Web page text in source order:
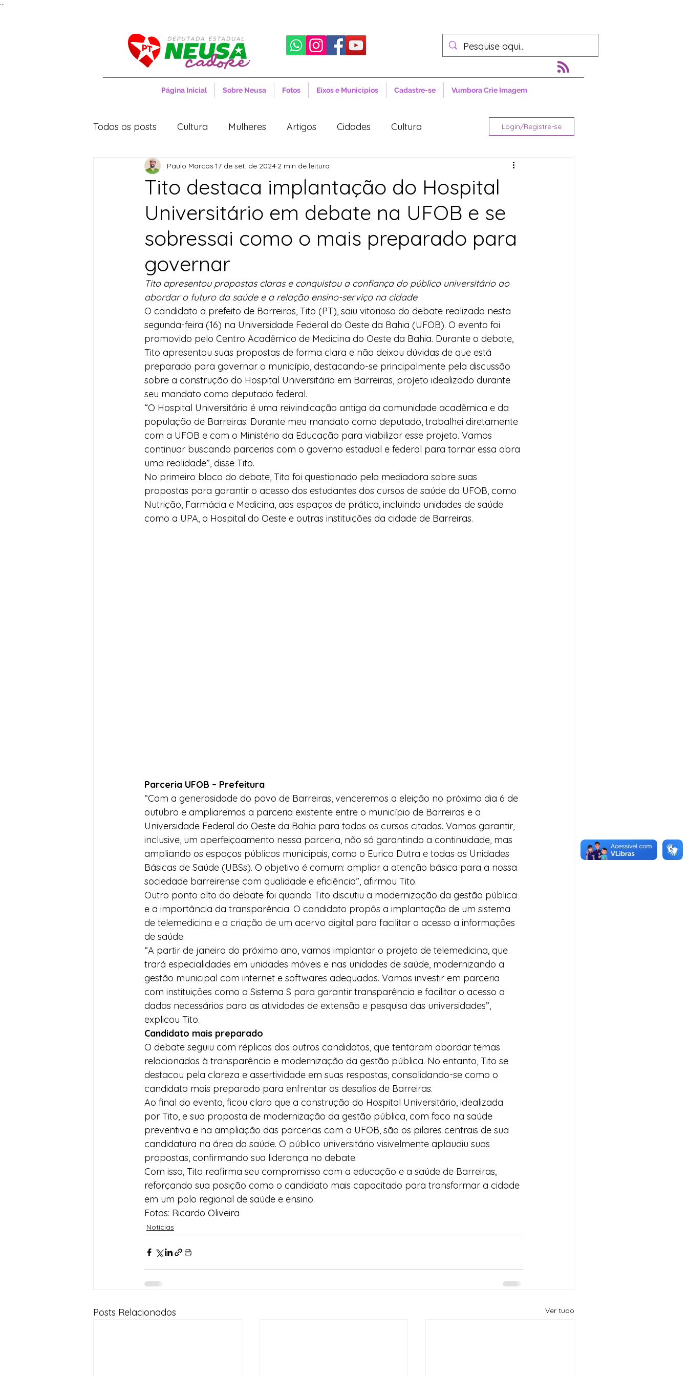
Página Inicial Sobre Neusa Fotos Eixos e Municípios Cadastre-se Vumbora Crie Imagem
Todos os posts Cultura Mulheres Artigos Cidades Cultura
Entrevistas Movimentos Sociais Notícias
Cidades Cultura Saúde Projetos de Lei Política Lula
Desenvolvimento Territorial Indicação Água Agricultura Familiar
Imprensa Assistência Social Agricultura Familiar Defesa Civil
Nota de Pesar Segurança Alimentar Direitos Humanos Esporte
Juventude Datas Comemorativas
Login/Registre-se
Tito destaca implantação do Hospital
Universitário em debate na UFOB e se
sobressai como o mais preparado para
governar
Paulo Marcos 17 de set. de 2024 2 min de leitura
Tito apresentou propostas claras e conquistou a confiança do público universitário ao
abordar o futuro da saúde e a relação ensino-serviço na cidade
O candidato a prefeito de Barreiras, Tito (PT), saiu vitorioso do debate realizado nesta
segunda-feira (16) na Universidade Federal do Oeste da Bahia (UFOB). O evento foi
promovido pelo Centro Acadêmico de Medicina do Oeste da Bahia. Durante o debate,
Tito apresentou suas propostas de forma clara e não deixou dúvidas de que está
preparado para governar o município, destacando-se principalmente pela discussão
sobre a construção do Hospital Universitário em Barreiras, projeto idealizado durante
seu mandato como deputado federal.
“O Hospital Universitário é uma reivindicação antiga da comunidade acadêmica e da
população de Barreiras. Durante meu mandato como deputado, trabalhei diretamente
com a UFOB e com o Ministério da Educação para viabilizar esse projeto. Vamos
continuar buscando parcerias com o governo estadual e federal para tornar essa obra
uma realidade”, disse Tito.
No primeiro bloco do debate, Tito foi questionado pela mediadora sobre suas
propostas para garantir o acesso dos estudantes dos cursos de saúde da UFOB, como
Nutrição, Farmácia e Medicina, aos espaços de prática, incluindo unidades de saúde
como a UPA, o Hospital do Oeste e outras instituições da cidade de Barreiras.
Parceria UFOB – Prefeitura
“Com a generosidade do povo de Barreiras, venceremos a eleição no próximo dia 6 de
outubro e ampliaremos a parceria existente entre o município de Barreiras e a
Universidade Federal do Oeste da Bahia para todos os cursos citados. Vamos garantir,
inclusive, um aperfeiçoamento nessa parceria, não só garantindo a continuidade, mas
ampliando os espaços públicos municipais, como o Eurico Dutra e todas as Unidades
Básicas de Saúde (UBSs). O objetivo é comum: ampliar a atenção básica para a nossa
sociedade barreirense com qualidade e eficiência”, afirmou Tito.
Outro ponto alto do debate foi quando Tito discutiu a modernização da gestão pública
e a importância da transparência. O candidato propôs a implantação de um sistema
de telemedicina e a criação de um acervo digital para facilitar o acesso a informações
de saúde.
“A partir de janeiro do próximo ano, vamos implantar o projeto de telemedicina, que
trará especialidades em unidades móveis e nas unidades de saúde, modernizando a
gestão municipal com internet e softwares adequados. Vamos investir em parceria
com instituições como o Sistema S para garantir transparência e facilitar o acesso a
dados necessários para as atividades de extensão e pesquisa das universidades”,
explicou Tito.
Candidato mais preparado
O debate seguiu com réplicas dos outros candidatos, que tentaram abordar temas
relacionados à transparência e modernização da gestão pública. No entanto, Tito se
destacou pela clareza e assertividade em suas respostas, consolidando-se como o
candidato mais preparado para enfrentar os desafios de Barreiras.
Ao final do evento, ficou claro que a construção do Hospital Universitário, idealizada
por Tito, e sua proposta de modernização da gestão pública, com foco na saúde
preventiva e na ampliação das parcerias com a UFOB, são os pilares centrais de sua
candidatura na área da saúde. O público universitário visivelmente aplaudiu suas
propostas, confirmando sua liderança no debate.
Com isso, Tito reafirma seu compromisso com a educação e a saúde de Barreiras,
reforçando sua posição como o candidato mais capacitado para transformar a cidade
em um polo regional de saúde e ensino.
Fotos: Ricardo Oliveira
Notícias
Posts Relacionados Ver tudo